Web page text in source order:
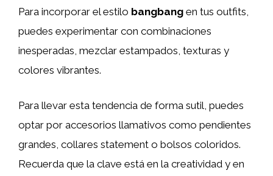
Para incorporar el estilo bangbang en tus outfits,
puedes experimentar con combinaciones
inesperadas, mezclar estampados, texturas y
colores vibrantes.
Para llevar esta tendencia de forma sutil, puedes
optar por accesorios llamativos como pendientes
grandes, collares statement o bolsos coloridos.
Recuerda que la clave está en la creatividad y en